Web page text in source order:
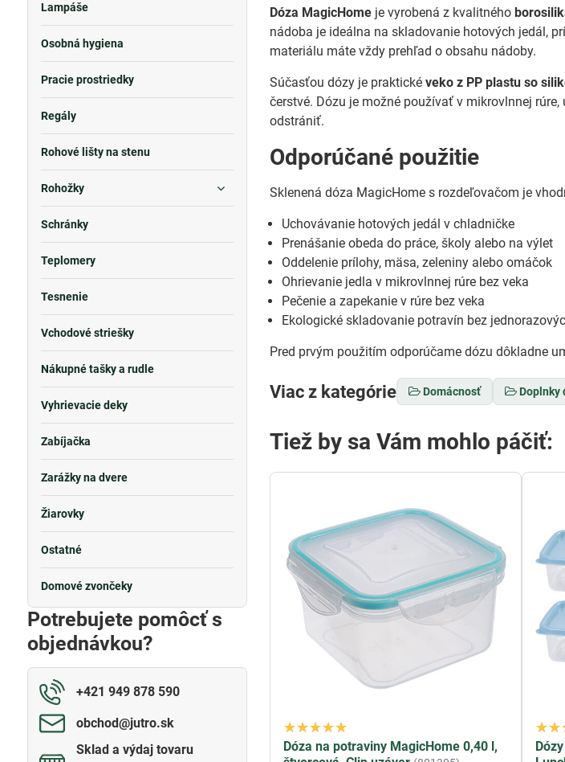
Dóza MagicHome je vyrobená z kvalitného
nádoba je ideálna na skladovanie hotových jedál,
materiálu máte vždy prehľad o obsahu nádoby.
Súčasťou dózy je praktickéveko z PP plastu so
čerstvé. Dózu je možné používať v mikrovlnnej
odstrániť.
Odporúčané použitie
Sklenená dóza MagicHome s rozdeľovačom je
Uchovávanie hotových jedál v chladničke
Prenášanie obeda do práce, školy alebo na výlet
Oddelenie prílohy, mäsa, zeleniny alebo omáčok
Ohrievanie jedla v mikrovlnnej rúre bez veka
Pečenie a zapekanie v rúre bez veka
Ekologické skladovanie potravín bez
Pred prvým použitím odporúčame dózu dôkladne
Viac z kategórie Domácnosť Doplnky
Tiež by sa Vám mohlo páčiť:
Dóza na potraviny MagicHome 0,40 l,
Lampáše
Osobná hygiena
Pracie prostriedky
Regály
Rohové lišty na stenu
Rohožky
Schránky
Teplomery
Tesnenie
Vchodové striešky
Nákupné tašky a rudle
Vyhrievacie deky
Zabíjačka
Zarážky na dvere
Žiarovky
Ostatné
Domové zvončeky
Potrebujete pomôcť s
objednávkou?
+421 949 878 590
obchod​@jutro​.sk
Sklad a výdaj tovaru